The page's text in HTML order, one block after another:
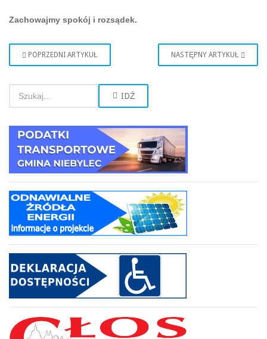
Zachowajmy spokój i rozsądek.
POPRZEDNI ARTYKUŁ NASTĘPNY ARTYKUŁ
IDŹ